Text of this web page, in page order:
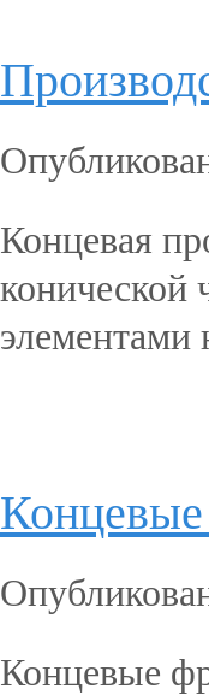
Концевая
элементами
Концевые